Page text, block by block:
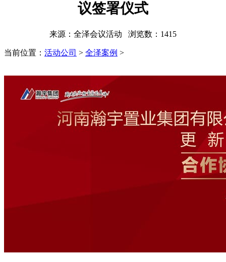
议签署仪式
来源：全泽会议活动 浏览数： 1415
当前位置： 活动公司 > 全泽案例 >